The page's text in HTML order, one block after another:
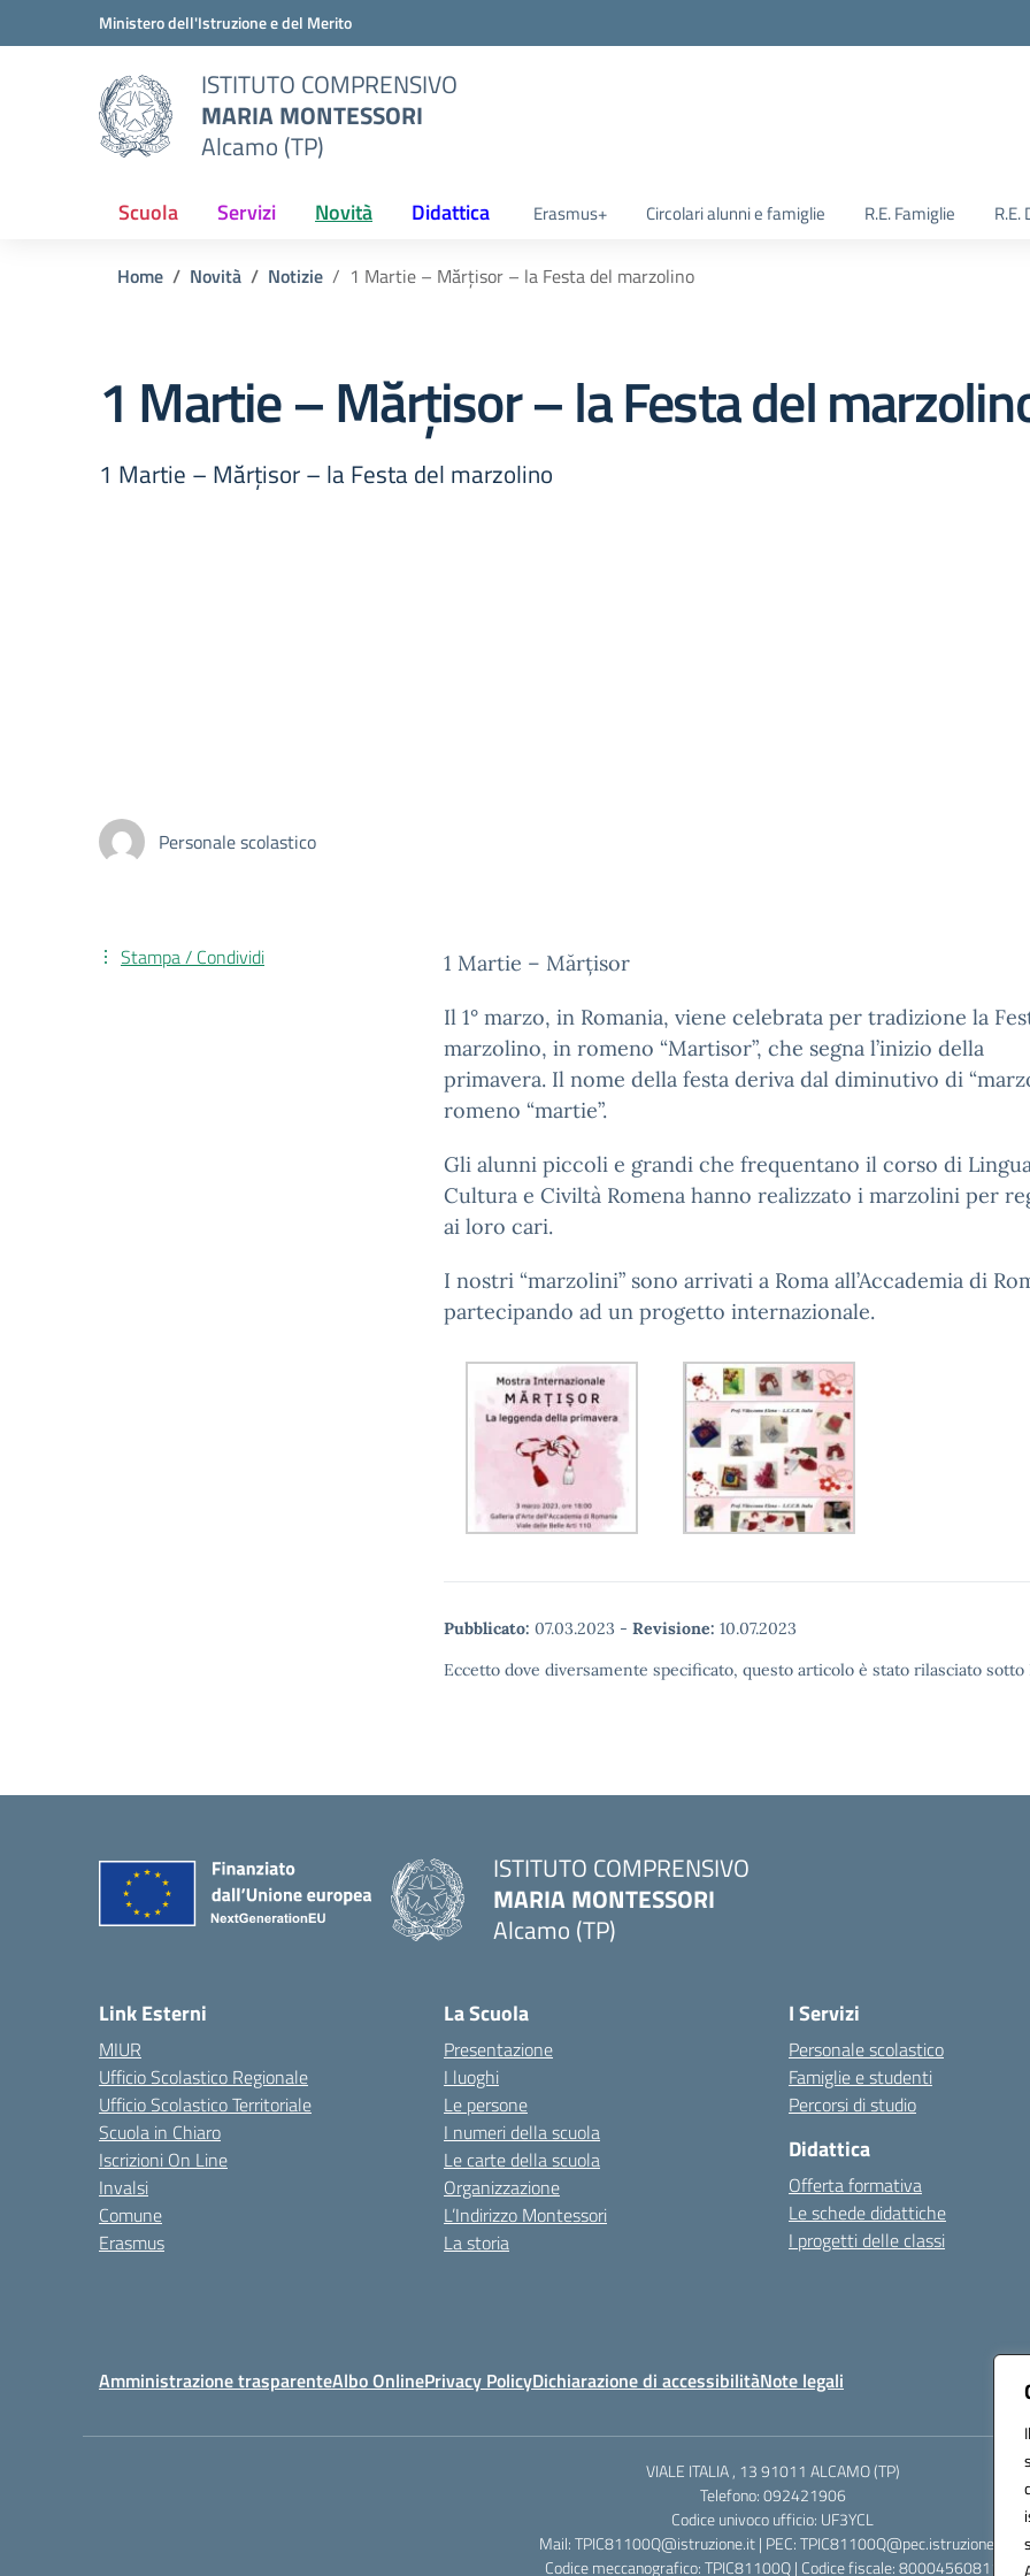
Vai ai contenuti
Vai al menu di navigazioneMinistero dell'Istruzione e del Merito
ISTITUTO COMPRENSIVO
MARIA MONTESSORI
Alcamo (TP)
Scuola Servizi Novità Didattica Erasmus+ Circolari alunni e famiglie R.E. Famiglie R.E.
Home Novità Notizie 1 Martie – Mărțisor – la Festa del marzolino
1 Martie – Mărțisor – la Festa del
1 Martie – Mărțisor – la Festa del marzolino
Personale scolastico
1 Martie – Mărțisor
Il 1° marzo, in Romania, viene celebrata per tradizione la
marzolino, in romeno “Martisor”, che segna l’inizio della
primavera. Il nome della festa deriva dal diminutivo di
romeno “martie”.
Gli alunni piccoli e grandi che frequentano il corso di
Cultura e Civiltà Romena hanno realizzato i marzolini per
ai loro cari.
I nostri “marzolini” sono arrivati a Roma all’Accademia di
partecipando ad un progetto internazionale.
Pubblicato: 07.03.2023 - Revisione: 10.07.2023
Eccetto dove diversamente specificato, questo articolo è stato rilasciato
Stampa / Condividi
ISTITUTO COMPRENSIVO
MARIA MONTESSORI
Alcamo (TP)
Link Esterni
MIUR
Ufficio Scolastico Regionale
Ufficio Scolastico Territoriale
Scuola in Chiaro
Iscrizioni On Line
Invalsi
Comune
Erasmus
La Scuola
Presentazione
I luoghi
Le persone
I numeri della scuola
Le carte della scuola
Organizzazione
L’Indirizzo Montessori
La storia
I Servizi
Personale scolastico
Famiglie e studenti
Percorsi di studio
Didattica
Offerta formativa
Le schede didattiche
I progetti delle classi
Amministrazione trasparenteAlbo OnlinePrivacy PolicyDichiarazione di accessibilitàNote legali
VIALE ITALIA , 13 91011 ALCAMO (TP)
Telefono: 092421906
Codice univoco ufficio: UF3YCL
Mail: TPIC81100Q@istruzione.it | PEC: TPIC81100Q@pec.istruzione.it
Codice meccanografico: TPIC81100Q | Codice fiscale: 80004560811